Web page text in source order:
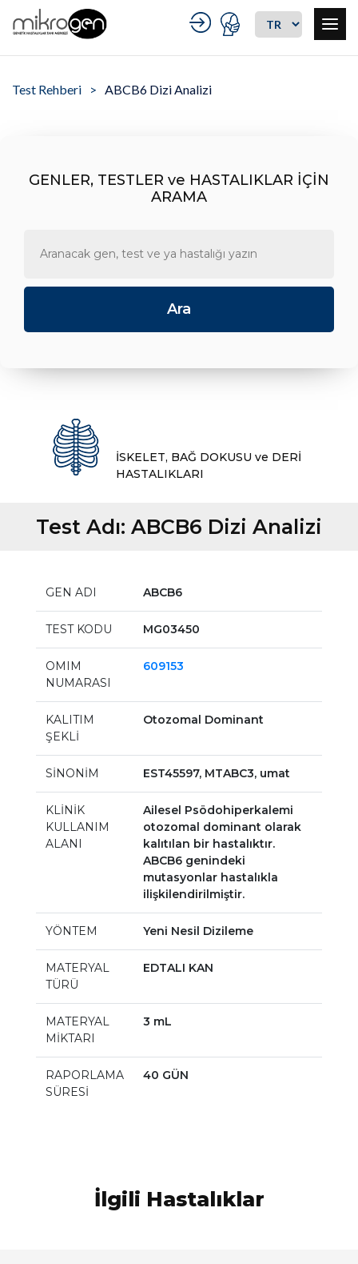
Test Rehberi ABCB6 Dizi Analizi
GENLER, TESTLER ve HASTALIKLAR İÇİN
ARAMA
İSKELET, BAĞ DOKUSU ve DERİ
HASTALIKLARI
Test Adı: ABCB6 Dizi Analizi
GEN ADI ABCB6
TEST KODU MG03450
OMIM
NUMARASI
609153
KALITIM
ŞEKLİ
Otozomal Dominant
SİNONİM EST45597, MTABC3, umat
KLİNİK
KULLANIM
ALANI
Ailesel Psödohiperkalemi
otozomal dominant olarak
kalıtılan bir hastalıktır.
ABCB6 genindeki
mutasyonlar hastalıkla
ilişkilendirilmiştir.
YÖNTEM Yeni Nesil Dizileme
MATERYAL
TÜRÜ
EDTALI KAN
MATERYAL
MİKTARI
3 mL
RAPORLAMA
SÜRESİ
40 GÜN
İlgili Hastalıklar